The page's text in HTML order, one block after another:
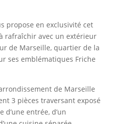
propose en exclusivité cet
rafraîchir avec un extérieur
de Marseille, quartier de la
ses emblématiques Friche
de Marseille
3 pièces traversant exposé
d’une entrée, d’un